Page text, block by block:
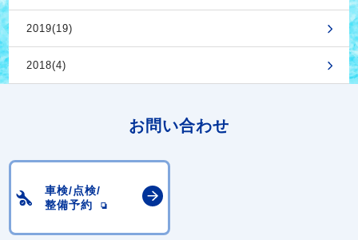
2019(19)
2018(4)
お問い合わせ
車検/点検/
整備予約